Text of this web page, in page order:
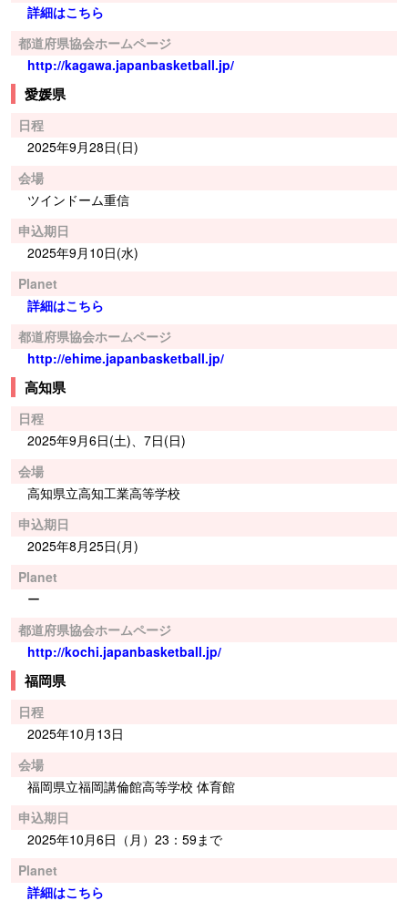
詳細はこちら
都道府県協会ホームページ
http://kagawa.japanbasketball.jp/
愛媛県
日程
2025年9月28日(日)
会場
ツインドーム重信
申込期日
2025年9月10日(水)
Planet
詳細はこちら
都道府県協会ホームページ
http://ehime.japanbasketball.jp/
高知県
日程
2025年9月6日(土)、7日(日)
会場
高知県立高知工業高等学校
申込期日
2025年8月25日(月)
Planet
ー
都道府県協会ホームページ
http://kochi.japanbasketball.jp/
福岡県
日程
2025年10月13日
会場
福岡県立福岡講倫館高等学校 体育館
申込期日
2025年10月6日（月）23：59まで
Planet
詳細はこちら